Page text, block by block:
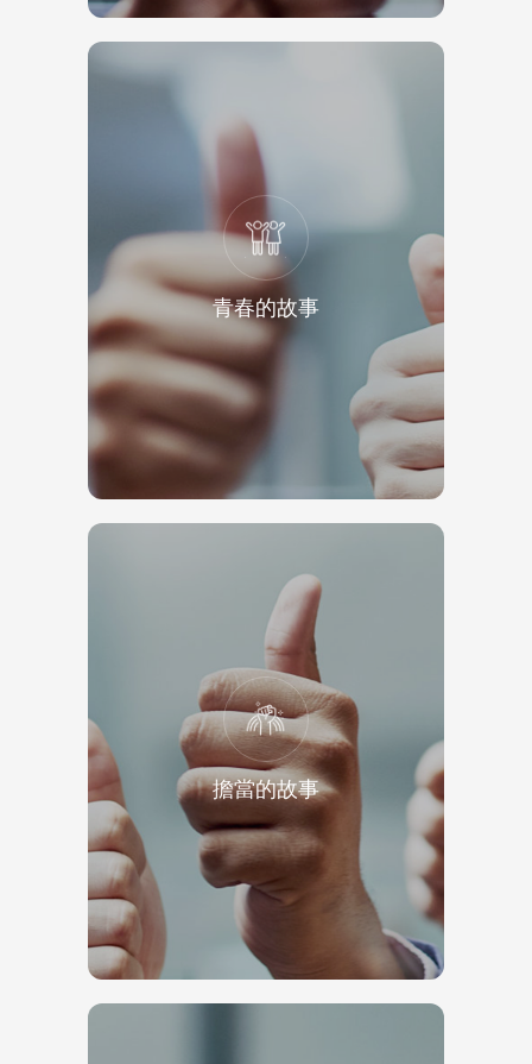
青春的故事
擔當的故事